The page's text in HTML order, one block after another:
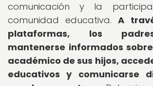
comunicación y la
comunidad educativa.A
plataformas, los
mantenerse informados
académico de sus hijos,
educativos y comunicarse